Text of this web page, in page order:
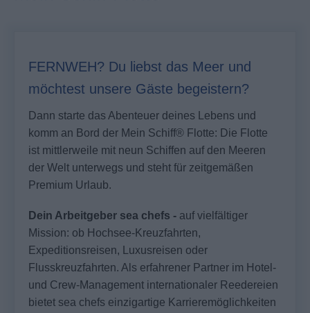
FERNWEH? Du liebst das Meer und
möchtest unsere Gäste begeistern?
Dann starte das Abenteuer deines Lebens und
komm an Bord der Mein Schiff® Flotte: Die Flotte
ist mittlerweile mit neun Schiffen auf den Meeren
der Welt unterwegs und steht für zeitgemäßen
Premium Urlaub.
Dein Arbeitgeber sea chefs - auf vielfältiger
Mission: ob Hochsee-Kreuzfahrten,
Expeditionsreisen, Luxusreisen oder
Flusskreuzfahrten. Als erfahrener Partner im Hotel-
und Crew-Management internationaler Reedereien
bietet sea chefs einzigartige Karrieremöglichkeiten